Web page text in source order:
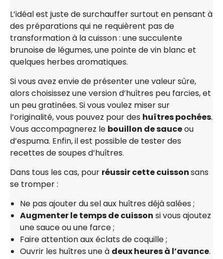
L’idéal est juste de surchauffer surtout en pensant à
des préparations qui ne requièrent pas de
transformation à la cuisson : une succulente
brunoise de légumes, une pointe de vin blanc et
quelques herbes aromatiques.
Si vous avez envie de présenter une valeur sûre,
alors choisissez une version d’huîtres peu farcies, et
un peu gratinées. Si vous voulez miser sur
l’originalité, vous pouvez pour des huîtres pochées.
Vous accompagnerez le bouillon de sauceou
d’espuma. Enfin, il est possible de tester des
recettes de soupes d’huîtres.
Dans tous les cas, pour réussir cette cuissonsans
se tromper :
Ne pas ajouter du sel aux huîtres déjà salées ;
Augmenter le temps de cuisson si vous ajoutez
une sauce ou une farce ;
Faire attention aux éclats de coquille ;
Ouvrir les huîtres une à deux heures à l’avance.